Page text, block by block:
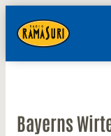
Bayerns